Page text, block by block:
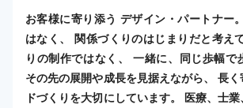
お客様に寄り添う デザイン・パートナー
はなく、 関係づくりのはじまりだと考え
りの制作ではなく、 一緒に、同じ歩幅で
その先の展開や成長を見据えながら、 長
ドづくりを大切にしています。 医療、士